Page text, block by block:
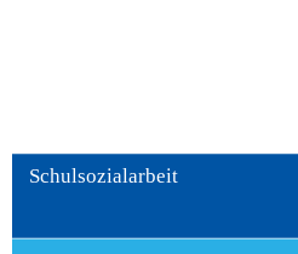
Schulsozialarbeit